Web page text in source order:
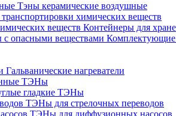
Тэны керамические воздушные
химических веществ
Контейнеры для
Комплектующие
Гальванические нагреватели
ТЭНы
гладкие ТЭНы
ТЭНы для стрелочных переводов